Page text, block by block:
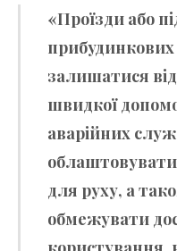
«Проїзди або
залишатися
швидкої
аварійних
для руху, а
обмежувати